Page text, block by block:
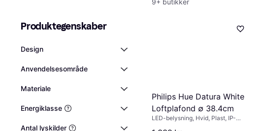
Produktegenskaber
Design
Anvendelsesområde
Materiale
Energiklasse
Antal lyskilder
9+ butikker
Philips Hue Datura White
Loftplafond ∅ 38.4cm
LED-belysning, Hvid, Plast, IP-